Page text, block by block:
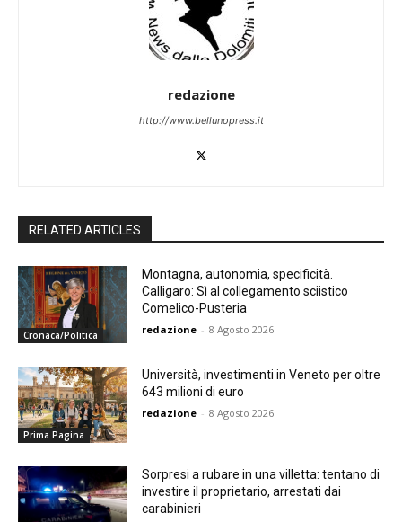
redazione
http://www.bellunopress.it
RELATED ARTICLES
Cronaca/Politica
Montagna, autonomia, specificità.
Calligaro: Sì al collegamento sciistico
Comelico-Pusteria
redazione - 8 Agosto 2026
Prima Pagina
Università, investimenti in Veneto per oltre
643 milioni di euro
redazione - 8 Agosto 2026
Sorpresi a rubare in una villetta: tentano di
investire il proprietario, arrestati dai
carabinieri